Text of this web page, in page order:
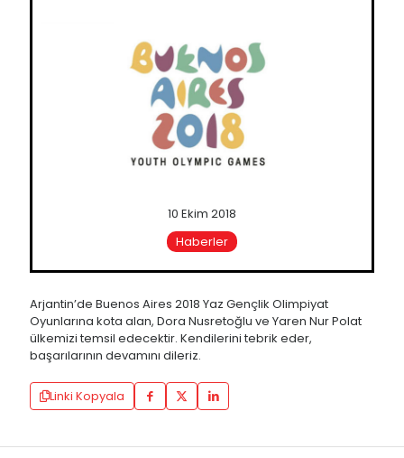
10 Ekim 2018
Haberler
Arjantin’de Buenos Aires 2018 Yaz Gençlik Olimpiyat
Oyunlarına kota alan, Dora Nusretoğlu ve Yaren Nur Polat
ülkemizi temsil edecektir. Kendilerini tebrik eder,
başarılarının devamını dileriz.
Linki Kopyala